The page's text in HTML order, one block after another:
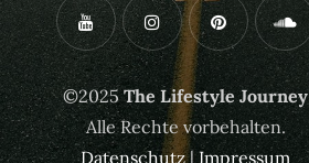
©2025The Lifestyle Journey
Alle Rechte vorbehalten.
Datenschutz|Impressum